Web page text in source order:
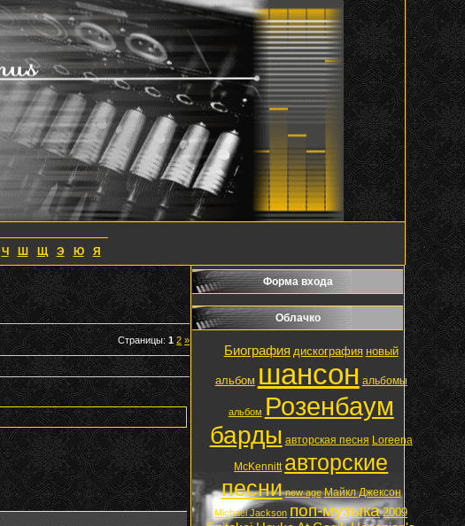
Ч Ш Щ Э Ю Я
Страницы:1 2 »
Форма входа
Облачко
Биография дискография новый
альбом шансон альбомы
альбом Розенбаум
барды авторская песня Loreena
McKennitt авторские
песни new age Майкл Джексон
Michael Jackson поп-музыка 2009